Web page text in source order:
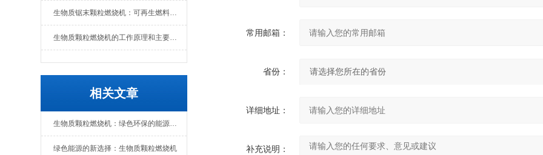
生物质锯末颗粒燃烧机：可再生燃料的热能转换设备
生物质颗粒燃烧机的工作原理和主要组成部分
相关文章
生物质颗粒燃烧机：绿色环保的能源转化设备
绿色能源的新选择：生物质颗粒燃烧机
常用邮箱：
省份：
详细地址：
补充说明：